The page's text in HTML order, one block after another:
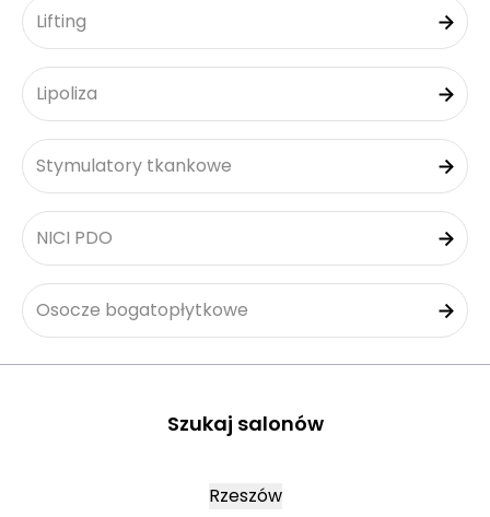
Lifting
Lipoliza
Stymulatory tkankowe
NICI PDO
Osocze bogatopłytkowe
Szukaj salonów
Rzeszów